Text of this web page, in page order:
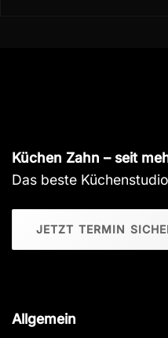
Küchen Zahn – seit
Das beste
JETZT TERMIN
Allgemein